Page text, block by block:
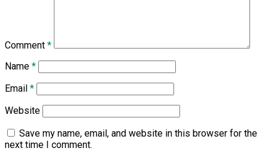
Comment *
Name *
Email *
Website
Save my name, email, and website in this browser for the
next time I comment.